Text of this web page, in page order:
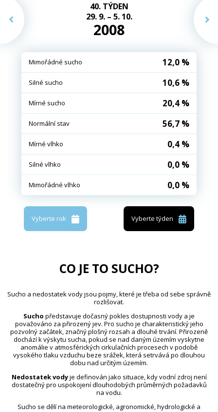
40. TÝDEN
29. 9. – 5. 10.
2008
Mimořádné sucho 12,0 %
Silné sucho 10,6 %
Mírné sucho 20,4 %
Normální stav 56,7 %
Mírné vlhko 0,4 %
Silné vlhko 0,0 %
Mimořádné vlhko 0,0 %
Vyberte rok Vyberte týden
CO JE TO SUCHO?
Sucho a nedostatek vody jsou pojmy, které je třeba od sebe správně
rozlišovat.
Sucho představuje dočasný pokles dostupnosti vody a je
považováno za přirozený jev. Pro sucho je charakteristický jeho
pozvolný začátek, značný plošný rozsah a dlouhé trvání. Přirozeně
dochází k výskytu sucha, pokud se nad daným územím vyskytne
anomálie v atmosférických cirkulačních procesech v podobě
vysokého tlaku vzduchu beze srážek, která setrvává po dlouhou
dobu nad určitým územím.
Nedostatek vodyje definován jako situace, kdy vodní zdroj není
dostatečný pro uspokojení dlouhodobých průměrných požadavků
na vodu.
Sucho se dělí na meteorologické, agronomické, hydrologické a